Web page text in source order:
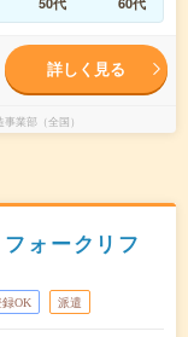
詳しく見る
業部（全国）
ォークリフ
録OK 派遣